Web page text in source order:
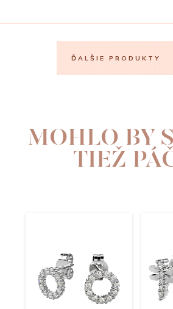
ĎALŠIE PRODUKTY
MOHLO BY
TIEŽ